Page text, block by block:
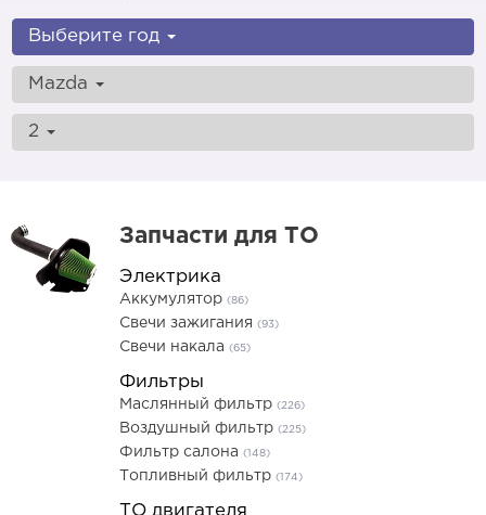
Выберите год
Mazda
2
Запчасти для ТО
Электрика
Аккумулятор (86)
Свечи зажигания (93)
Свечи накала (65)
Фильтры
Маслянный фильтр (226)
Воздушный фильтр (225)
Фильтр салона (148)
Топливный фильтр (174)
ТО двигателя